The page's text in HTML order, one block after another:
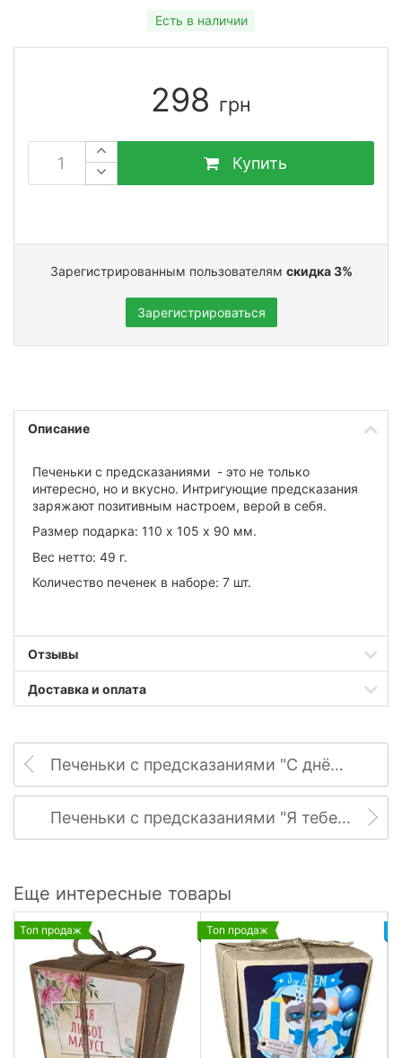
Есть в наличии
298 грн
Купить
Зарегистрированным пользователям скидка 3%
Зарегистрироваться
Описание
Печеньки с предсказаниями - это не только
интересно, но и вкусно. Интригующие предсказания
заряжают позитивным настроем, верой в себя.
Размер подарка: 110 х 105 х 90 мм.
Вес нетто: 49 г.
Количество печенек в наборе: 7 шт.
Отзывы
Доставка и оплата
Печеньки с предсказаниями "С днём рождения!"
Печеньки с предсказаниями "Я тебе кохаю!"
Еще интересные товары
Топ продаж Топ продаж